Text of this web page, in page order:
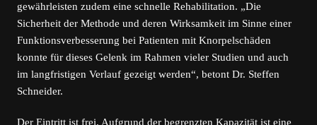
gewährleisten zudem eine schnelle Rehabilitation. „Die
Sicherheit der Methode und deren Wirksamkeit im Sinne einer
Funktionsverbesserung bei Patienten mit Knorpelschäden
konnte für dieses Gelenk im Rahmen vieler Studien und auch
im langfristigen Verlauf gezeigt werden“, betont Dr. Steffen
Schneider.
Der Eintritt ist frei. Aufgrund der begrenzten Kapazität ist eine